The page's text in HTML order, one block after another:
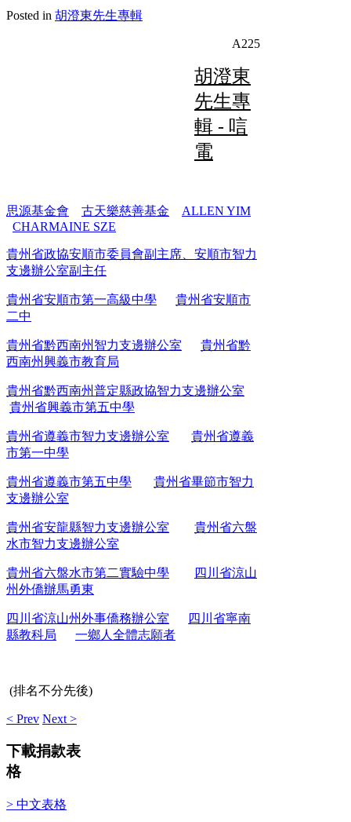
Posted in 胡澄東先生專輯
A225
胡澄東
先生專
輯 - 唁
電
思源基金會 古天樂慈善基金
ALLEN YIM
CHARMAINE SZE
貴州省政協安順市委員會副主席、安順市智力
支邊辦公室副主任
貴州省安順市第一高級中學
貴州省安順市
二中
貴州省黔西南州智力支邊辦公室
貴州省黔
西南州興義市教育局
貴州省黔西南州普定縣政協智力支邊辦公室
貴州省興義市第五中學
貴州省遵義市智力支邊辦公室
貴州省遵義
市第一中學
貴州省遵義市第五中學
貴州省畢節市智力
支邊辦公室
貴州省安龍縣智力支邊辦公室
貴州省六盤
水市智力支邊辦公室
貴州省六盤水市第二實驗中學
四川省涼山
州外僑辦馬勇東
四川省涼山州外事僑務辦公室
四川省寧南
縣教科局
一鄉人全體志願者
(排名不分先後)
< Prev Next >
下載捐款表
格
> 中文表格